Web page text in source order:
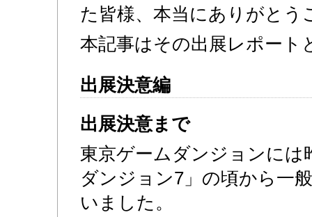
た皆様、本当にありがとう
本記事はその出展レポート
出展決意編
出展決意まで
東京ゲームダンジョンには
ダンジョン7」の頃から一
いました。